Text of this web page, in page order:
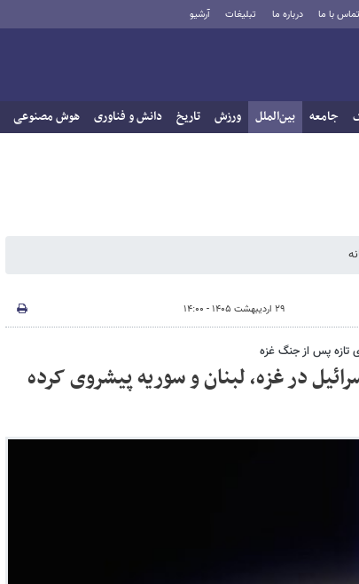
تماس با ما درباره ما تبلیغات آرشیو
جامعه بین‌الملل ورزش تاریخ دانش و فناوری هوش مصنوعی
۲۹ اردیبهشت ۱۴۰۵ - ۱۴:۰۰
تازه پس از جنگ غزه
در غزه، لبنان و سوریه پیشروی کرده